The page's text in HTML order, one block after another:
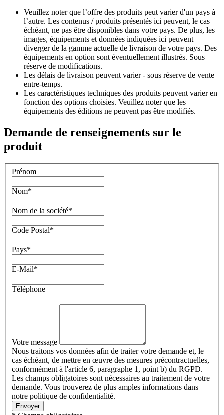
Veuillez noter que l’offre des produits peut varier d'un pays à
l’autre. Les contenus / produits présentés ici peuvent, le cas
échéant, ne pas être disponibles dans votre pays. De plus, les
images, équipements et données indiquées ici peuvent
diverger de la gamme actuelle de livraison de votre pays. Des
équipements en option sont éventuellement illustrés. Sous
réserve de modifications.
Les délais de livraison peuvent varier - sous réserve de vente
entre-temps.
Les caractéristiques techniques des produits peuvent varier en
fonction des options choisies. Veuillez noter que les
équipements des éditions ne peuvent pas être modifiés.
Demande de renseignements sur le
produit
Prénom
Nom*
Nom de la société*
Code Postal*
Pays*
E-Mail*
Téléphone
Votre message
Nous traitons vos données afin de traiter votre demande et, le
cas échéant, de mettre en œuvre des mesures précontractuelles,
conformément à l'article 6, paragraphe 1, point b) du RGPD.
Les champs obligatoires sont nécessaires au traitement de votre
demande. Vous trouverez de plus amples informations dans
notre politique de confidentialité.
Envoyer